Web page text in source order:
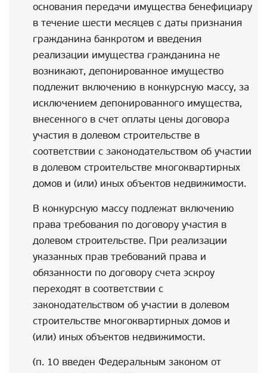
основания передачи имущества бенефициару
в течение шести месяцев с даты признания
гражданина банкротом и введения
реализации имущества гражданина не
возникают, депонированное имущество
подлежит включению в конкурсную массу, за
исключением депонированного имущества,
внесенного в счет оплаты цены договора
участия в долевом строительстве в
соответствии с законодательством об участии
в долевом строительстве многоквартирных
домов и (или) иных объектов недвижимости.
В конкурсную массу подлежат включению
права требования по договору участия в
долевом строительстве. При реализации
указанных прав требований права и
обязанности по договору счета эскроу
переходят в соответствии с
законодательством об участии в долевом
строительстве многоквартирных домов и
(или) иных объектов недвижимости.
(п. 10 введен Федеральным законом от